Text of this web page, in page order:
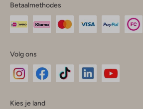
Betaalmethodes
Volg ons
Kies je land